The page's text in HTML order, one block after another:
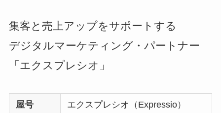
集客と売上アップをサポートする
デジタルマーケティング・パートナー
「エクスプレシオ」
屋号 エクスプレシオ（Expressio）